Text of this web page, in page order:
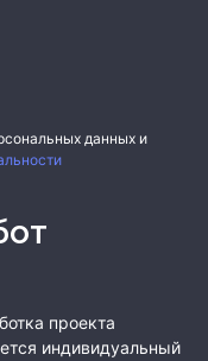
данных и
проекта
индивидуальный